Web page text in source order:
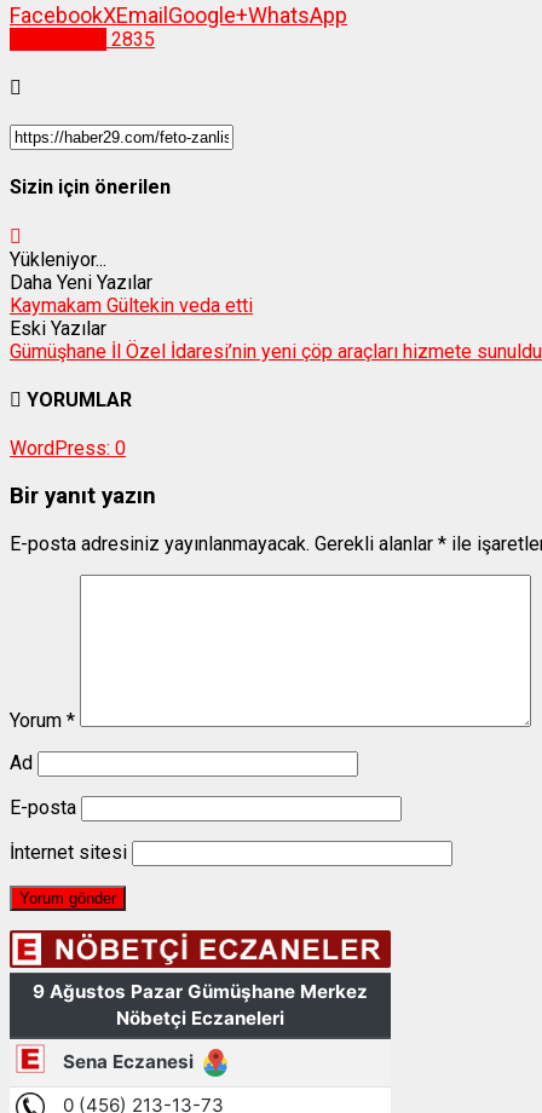
FacebookXEmailGoogle+WhatsApp
2835
Sizin için önerilen
Yükleniyor...
Daha Yeni Yazılar
Kaymakam Gültekin veda etti
Eski Yazılar
Gümüşhane İl Özel İdaresi’nin yeni çöp araçları hizmete sunuldu
YORUMLAR
WordPress: 0
Bir yanıt yazın
E-posta adresiniz yayınlanmayacak. Gerekli alanlar * ile
Yorum *
Ad
E-posta
İnternet sitesi